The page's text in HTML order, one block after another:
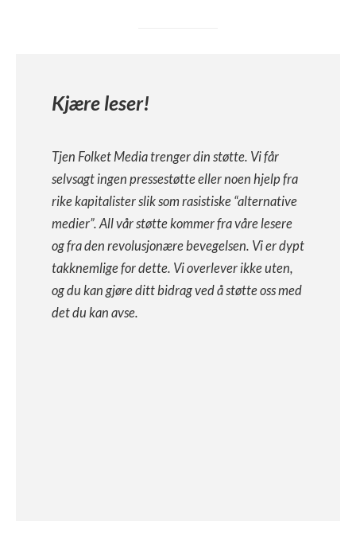
Kjære leser!
Tjen Folket Media trenger din støtte. Vi får
selvsagt ingen pressestøtte eller noen hjelp fra
rike kapitalister slik som rasistiske “alternative
medier”. All vår støtte kommer fra våre lesere
og fra den revolusjonære bevegelsen. Vi er dypt
takknemlige for dette. Vi overlever ikke uten,
og du kan gjøre ditt bidrag ved å støtte oss med
det du kan avse.